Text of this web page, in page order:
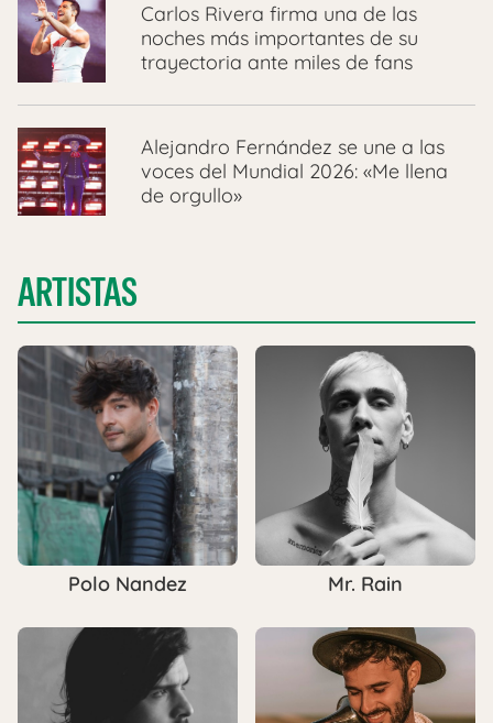
Carlos Rivera firma una de las
noches más importantes de su
trayectoria ante miles de fans
Alejandro Fernández se une a las
voces del Mundial 2026: «Me llena
de orgullo»
ARTISTAS
Polo Nandez Mr. Rain